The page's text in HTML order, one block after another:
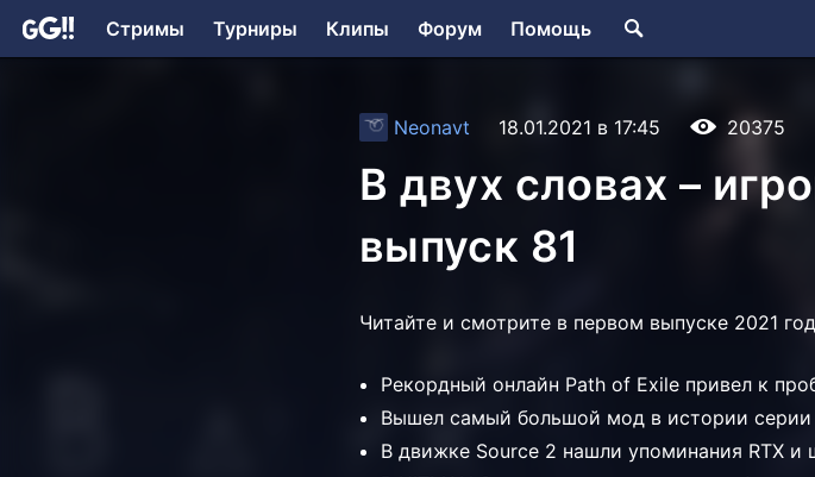
Стримы Турниры Клипы Форум Помощь
Neonavt 18.01.2021 в 17:45 20375
В двух словах –
выпуск 81
Читайте и смотрите в первом выпуске 2021
Рекордный онлайн Path of Exile привел к
Вышел самый большой мод в истории серии
В движке Source 2 нашли упоминания RTX и